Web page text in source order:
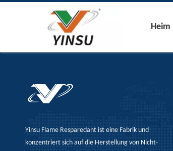
Heim
Yinsu Flame Resparedant ist eine Fabrik und
konzentriert sich auf die Herstellung von Nicht-